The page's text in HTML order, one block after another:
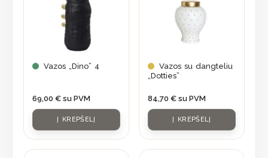
Vazos „Dino” 4
69,00 € su PVM
Į KREPŠELĮ
Vazos su dangteliu
„Dotties”
84,70 € su PVM
Į KREPŠELĮ